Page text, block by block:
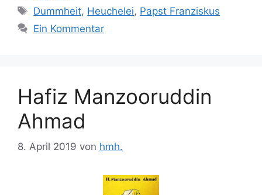
Schlagwörter
Dummheit, Heuchelei, Papst Franziskus
Ein Kommentar
Hafiz Manzooruddin
Ahmad
8. April 2019 von hmh.